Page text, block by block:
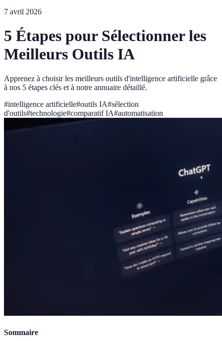
7 avril 2026
5 Étapes pour Sélectionner les
Meilleurs Outils IA
Apprenez à choisir les meilleurs outils d'intelligence artificielle grâce
à nos 5 étapes clés et à notre annuaire détaillé.
#intelligence artificielle#outils IA#sélection
d'outils#technologie#comparatif IA#automatisation
Sommaire